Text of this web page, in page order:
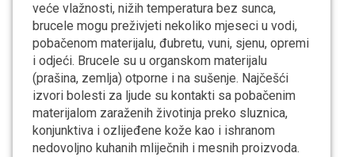
veće vlažnosti, nižih temperatura bez sunca,
brucele mogu preživjeti nekoliko mjeseci u vodi,
pobačenom materijalu, đubretu, vuni, sjenu, opremi
i odjeći. Brucele su u organskom materijalu
(prašina, zemlja) otporne i na sušenje. Najčešći
izvori bolesti za ljude su kontakti sa pobačenim
materijalom zaraženih životinja preko sluznica,
konjunktiva i ozlijeđene kože kao i ishranom
nedovoljno kuhanih mliječnih i mesnih proizvoda.